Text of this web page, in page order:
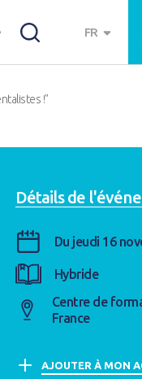
FR
!"
Détails de
Du jeudi 16
Hybride
Centre de
France
AJOUTER À MON